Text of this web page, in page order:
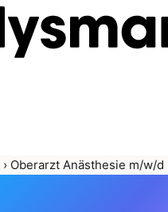
› Oberarzt Anästhesie m/w/d